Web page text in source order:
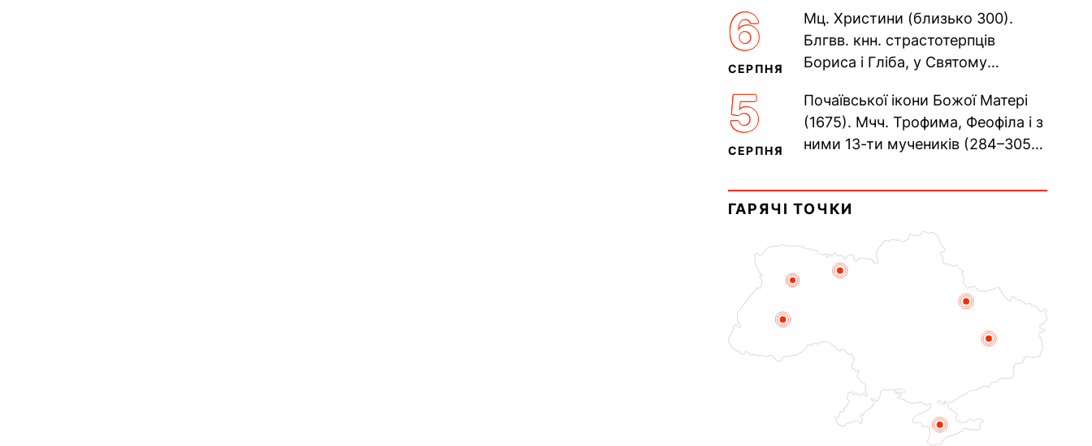
Пам’ять V Вселенського...
6
СЕРПНЯ
Мц. Христини (близько 300).
Блгвв. кнн. страстотерпців
Бориса і Гліба, у Святому
Прп. Полікарпа, архімандрита...
5
СЕРПНЯ
Почаївської ікони Божої Матері
(1675). Мчч. Трофима, Феофіла і з
ними 13-ти мучеників (284–305).
Равенійського (близько 75)....
ГАРЯЧІ ТОЧКИ